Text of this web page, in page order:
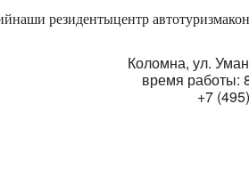
Коломна, ул.
время работы:
+7
экскурсии контакты
наши резидентыцентр автотуризма